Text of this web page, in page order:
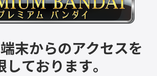
末からのアクセスを
しております。